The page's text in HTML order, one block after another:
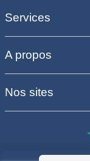
Services
A propos
Nos sites